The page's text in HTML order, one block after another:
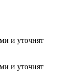
и уточнят
и уточнят